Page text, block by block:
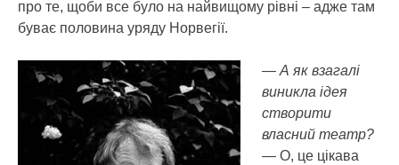
про те, щоби все було на найвищому рівні – адже там
буває половина уряду Норвегії.
— А як взагалі
виникла ідея
створити
власний театр?
— О, це цікава